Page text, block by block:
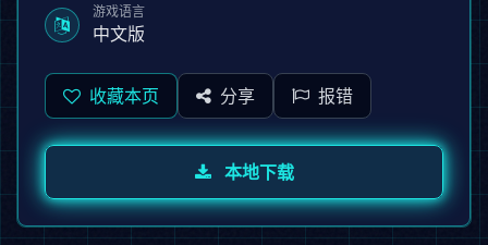
游戏语言
中文版
收藏本页 分享 报错
本地下载